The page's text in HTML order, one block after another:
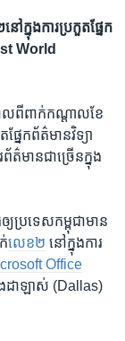
ក្នុង​ការប្រកួត​ផ្នែក​
World
ល​ពី​ពាក់​កណ្តាល​ខែ​
ែក​ព័ត៌មានវិទ្យា
មាន​ជា​ច្រើន​ក្នុង​
យ​ប្រទេស​កម្ពុជា​មាន​
​លេខ​២ ​ នៅ​ក្នុង​ការ
Office
ដាឡាស់ (Dallas)